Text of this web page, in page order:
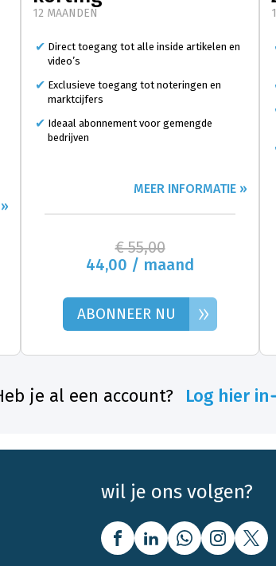
12 MAANDEN
Direct toegang tot alle inside artikelen en
video’s
Exclusieve toegang tot noteringen en
marktcijfers
Ideaal abonnement voor gemengde
bedrijven
MEER INFORMATIE »
€ 55,00
44,00 / maand
ABONNEER NU »
je al een account? Log hier in
wil je ons volgen?